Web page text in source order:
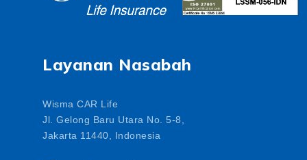
Layanan Nasabah
Wisma CAR Life
Jl. Gelong Baru Utara No. 5-8,
Jakarta 11440, Indonesia